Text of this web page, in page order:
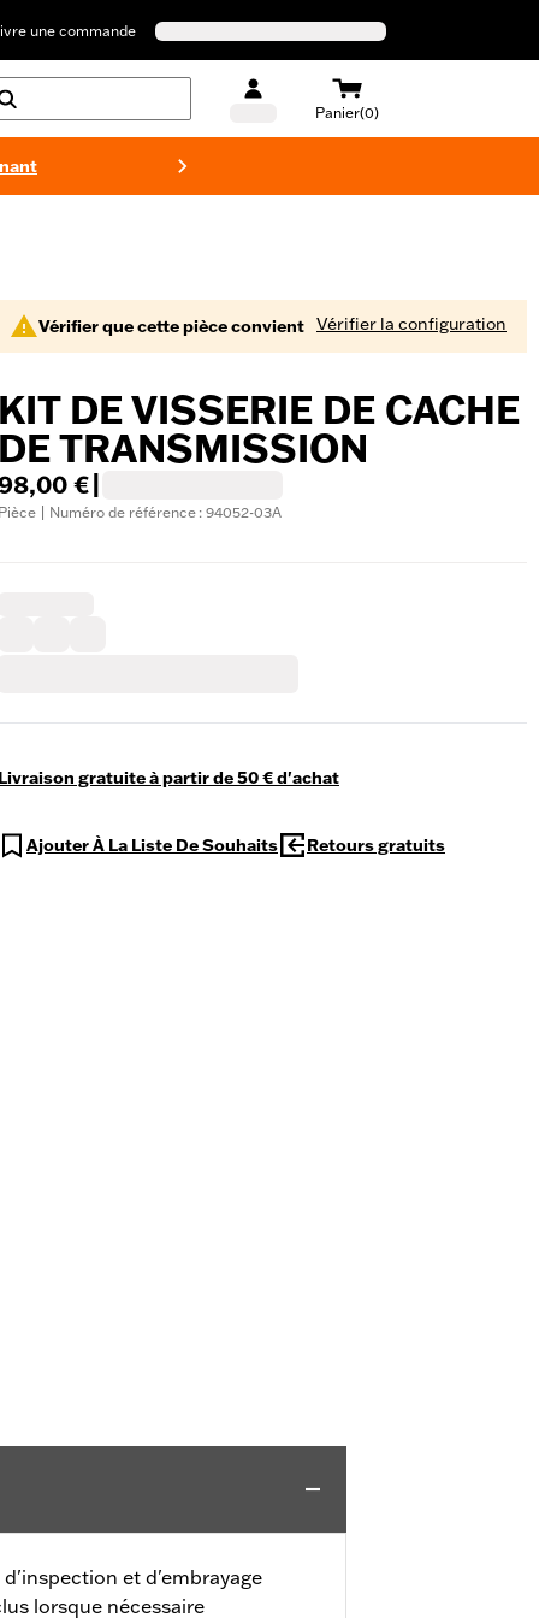
une commande
Panier(0)
Vérifier que cette pièce convient Vérifier la configuration
KIT DE VISSERIE DE CACHE
DE TRANSMISSION
€
Pièce | Numéro de référence : 94052-03A
Livraison gratuite à partir de 50 € d'achat
Ajouter À La Liste De Souhaits Retours gratuits
et d'embrayage
lorsque nécessaire